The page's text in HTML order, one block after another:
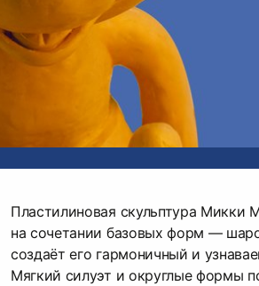
Пластилиновая скульптура Микки
на сочетании базовых форм —
создаёт его гармоничный и
Мягкий силуэт и округлые формы